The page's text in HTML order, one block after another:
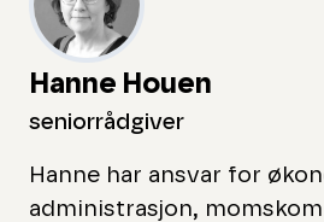
Hanne Houen
seniorrådgiver
Hanne har ansvar for
administrasjon,